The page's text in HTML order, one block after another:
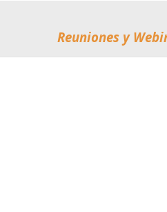
Reuniones y